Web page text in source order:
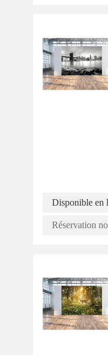
Disponible en
Réservation